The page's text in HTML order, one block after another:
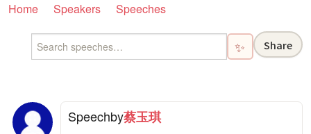
Home Speakers Speeches
✨ Share
Speechby蔡玉琪